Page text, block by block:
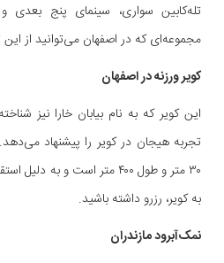
تله‌کابین سواری، سینمای پنج بعدی
مجموعه‌ای که در اصفهان می‌توانید از
کویر ورزنه در اصفهان
این کویر که به نام بیابان خارا نیز
تجربه هیجان در کویر را پیشنهاد
۳۰ متر و طول ۴۰۰ متر است و به
به کویر، رزرو داشته باشید.
نمک‌آبرود مازندران